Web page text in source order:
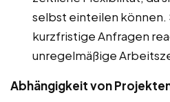
selbst einteilen können.
kurzfristige Anfragen
unregelmäßige
Abhängigkeit von